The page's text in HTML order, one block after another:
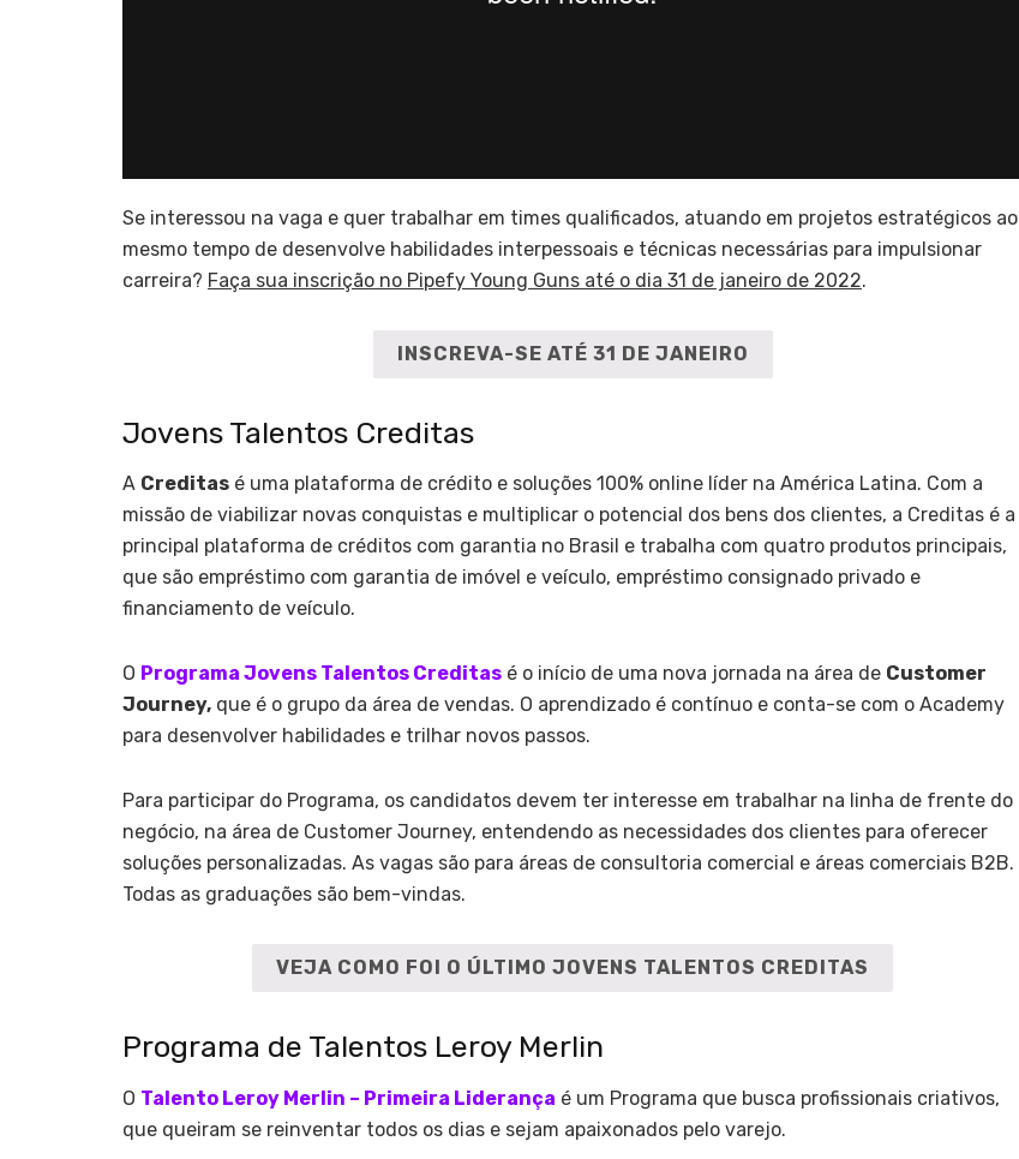
Se interessou na vaga e quer trabalhar em times qualificados, atuando em projetos estratégicos ao
mesmo tempo de desenvolve habilidades interpessoais e técnicas necessárias para impulsionar
carreira? Faça sua inscrição no Pipefy Young Guns até o dia 31 de janeiro de 2022.
INSCREVA-SE ATÉ 31 DE JANEIRO
Jovens Talentos Creditas
A Creditas é uma plataforma de crédito e soluções 100% online líder na América Latina. Com a
missão de viabilizar novas conquistas e multiplicar o potencial dos bens dos clientes, a Creditas é a
principal plataforma de créditos com garantia no Brasil e trabalha com quatro produtos principais,
que são empréstimo com garantia de imóvel e veículo, empréstimo consignado privado e
financiamento de veículo.
O Programa Jovens Talentos Creditas é o início de uma nova jornada na área de Customer
Journey, que é o grupo da área de vendas. O aprendizado é contínuo e conta-se com o Academy
para desenvolver habilidades e trilhar novos passos.
Para participar do Programa, os candidatos devem ter interesse em trabalhar na linha de frente do
negócio, na área de Customer Journey, entendendo as necessidades dos clientes para oferecer
soluções personalizadas. As vagas são para áreas de consultoria comercial e áreas comerciais B2B.
Todas as graduações são bem-vindas.
VEJA COMO FOI O ÚLTIMO JOVENS TALENTOS CREDITAS
Programa de Talentos Leroy Merlin
O Talento Leroy Merlin – Primeira Liderança é um Programa que busca profissionais criativos,
que queiram se reinventar todos os dias e sejam apaixonados pelo varejo.